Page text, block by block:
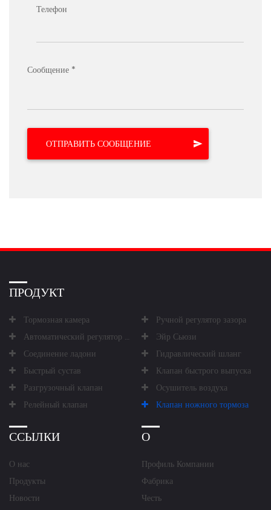
Телефон
Сообщение *
ПРОДУКТ
Тормозная камера
Ручной регулятор зазора
Автоматический регулятор зазора
Эйр Сьюзи
Соединение ладони
Гидравлический шланг
Быстрый сустав
Клапан быстрого выпуска
Разгрузочный клапан
Осушитель воздуха
Релейный клапан
Клапан ножного тормоза
ССЫЛКИ
О нас
Продукты
Новости
О
Профиль Компании
Фабрика
Честь